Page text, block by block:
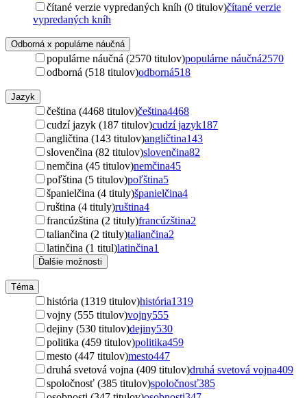
čítané verzie vypredaných kníh (0 titulov)čítané verzie
vypredaných kníh
Odborná x populárne náučná
populárne náučná (2570 titulov)populárne náučná2570
odborná (518 titulov)odborná518
Jazyk
čeština (4468 titulov)čeština4468
cudzí jazyk (187 titulov)cudzí jazyk187
angličtina (143 titulov)angličtina143
slovenčina (82 titulov)slovenčina82
nemčina (45 titulov)nemčina45
poľština (5 titulov)poľština5
španielčina (4 tituly)španielčina4
ruština (4 tituly)ruština4
francúzština (2 tituly)francúzština2
taliančina (2 tituly)taliančina2
latinčina (1 titul)latinčina1
Ďalšie možnosti
Téma
história (1319 titulov)história1319
vojny (555 titulov)vojny555
dejiny (530 titulov)dejiny530
politika (459 titulov)politika459
mesto (447 titulov)mesto447
druhá svetová vojna (409 titulov)druhá svetová vojna409
spoločnosť (385 titulov)spoločnosť385